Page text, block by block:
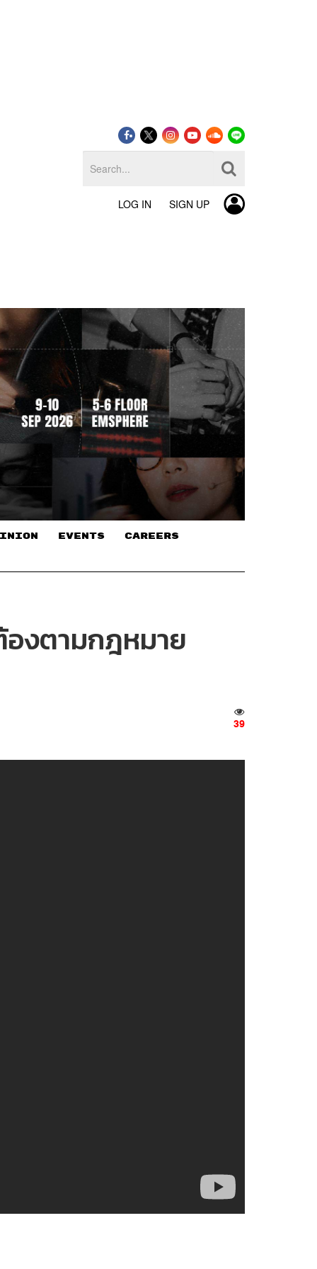
LOG IN SIGN UP
EVENTS CAREERS
งตามกฎหมาย
39